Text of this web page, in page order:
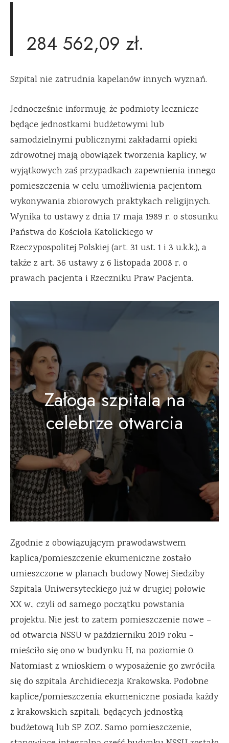
284 562,09 zł.
Szpital nie zatrudnia kapelanów innych wyznań.
Jednocześnie informuję, że podmioty lecznicze
będące jednostkami budżetowymi lub
samodzielnymi publicznymi zakładami opieki
zdrowotnej mają obowiązek tworzenia kaplicy, w
wyjątkowych zaś przypadkach zapewnienia innego
pomieszczenia w celu umożliwienia pacjentom
wykonywania zbiorowych praktykach religijnych.
Wynika to ustawy z dnia 17 maja 1989 r. o stosunku
Państwa do Kościoła Katolickiego w
Rzeczypospolitej Polskiej (art. 31 ust. 1 i 3 u.k.k.), a
także z art. 36 ustawy z 6 listopada 2008 r. o
prawach pacjenta i Rzeczniku Praw Pacjenta.
Załoga szpitala na
celebrze otwarcia
Zgodnie z obowiązującym prawodawstwem
kaplica/pomieszczenie ekumeniczne zostało
umieszczone w planach budowy Nowej Siedziby
Szpitala Uniwersyteckiego już w drugiej połowie
XX w., czyli od samego początku powstania
projektu. Nie jest to zatem pomieszczenie nowe –
od otwarcia NSSU w październiku 2019 roku –
mieściło się ono w budynku H, na poziomie 0.
Natomiast z wnioskiem o wyposażenie go zwróciła
się do szpitala Archidiecezja Krakowska. Podobne
kaplice/pomieszczenia ekumeniczne posiada każdy
z krakowskich szpitali, będących jednostką
budżetową lub SP ZOZ. Samo pomieszczenie,